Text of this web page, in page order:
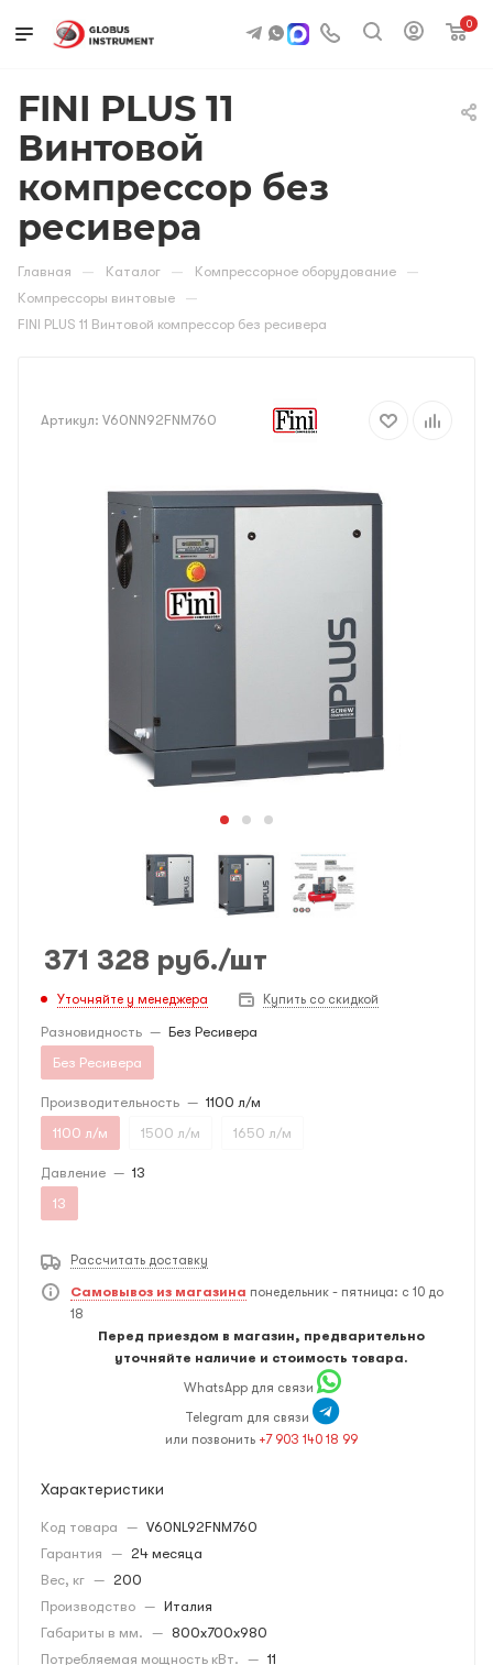
0
FINI PLUS 11
Винтовой
компрессор без
ресивера
Главная — Каталог — Компрессорное оборудование —
Компрессоры винтовые —
FINI PLUS 11 Винтовой компрессор без ресивера
Артикул: V60NN92FNM760
371 328 руб./шт
Уточняйте у менеджера Купить со скидкой
Разновидность — Без Ресивера
Без Ресивера
Производительность — 1100 л/м
1100 л/м
1500 л/м 1650 л/м
Давление — 13
13
Рассчитать доставку
Самовывоз из магазина понедельник - пятница: с 10 до
18
Перед приездом в магазин, предварительно
уточняйте наличие и стоимость товара.
WhatsApp для связи
Telegram для связи
или позвонить +7 903 140 18 99
Характеристики
Код товара — V60NL92FNM760
Гарантия — 24 месяца
Вес, кг — 200
Производство — Италия
Габариты в мм. — 800x700x980
Потребляемая мощность кВт. — 11